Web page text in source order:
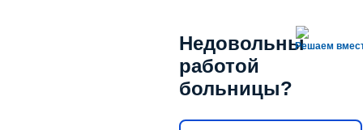
Решаем
Недовольны
работой
больницы?